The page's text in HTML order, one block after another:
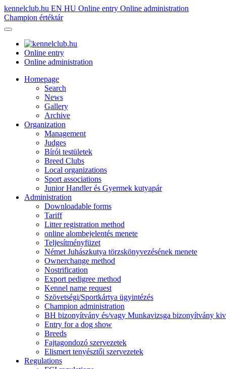
kennelclub.hu EN HU Online entry Online administration
Champion értéktár
Online entry
Online administration
Homepage
Search
News
Gallery
Archive
Organization
Management
Judges
Bírói testületek
Breed Clubs
Local organizations
Sport associations
Junior Handler és Gyermek kutyapár
Administration
Downloadable forms
Tariff
Litter registration method
online alombejelentés menete
Teljesítményfüzet
Német Juhászkutya törzskönyvezésének menete
Ownerchange method
Nostrification
Export pedigree method
Kennel name request
Szövetségi/Sportkártya ügyintézés
Champion administration
BH bizonyítvány és/vagy Munkavizsga bizonyítvány
Entry for a dog show
Breeds
Fajtagondozó szervezetek
Elismert tenyésztői szervezetek
Regulations